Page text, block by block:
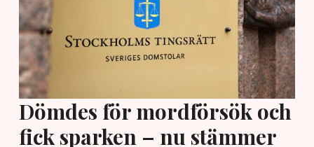
Dömdes för mordförsök och
fick sparken – nu stämmer